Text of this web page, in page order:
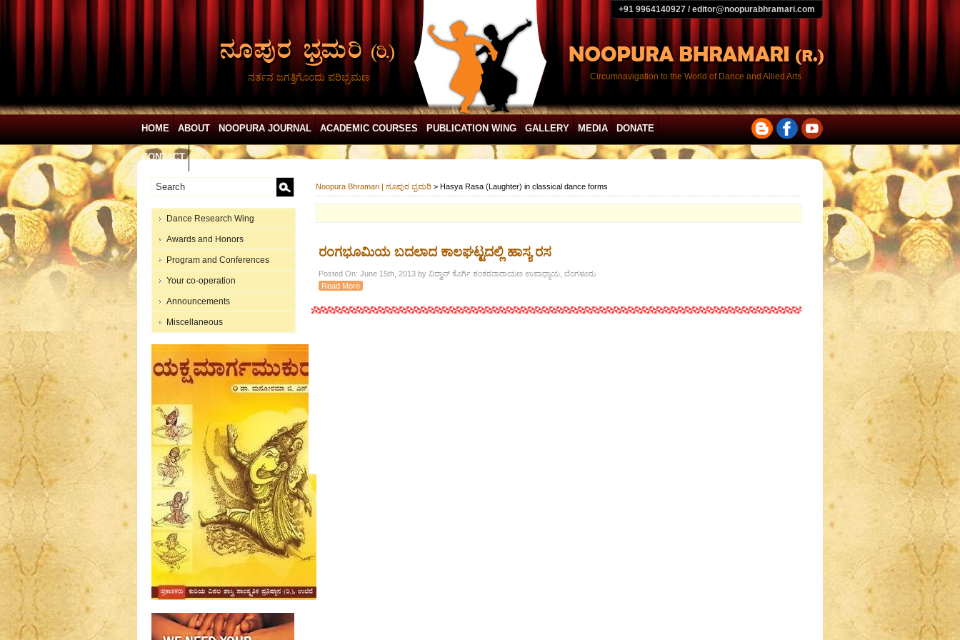
+91 9964140927 / editor@noopurabhramari.com
ನರ್ತನ ಜಗತ್ತಿಗೊಂದು ಪರಿಭ್ರಮಣ Circumnavigation to the World of Dance and Allied Arts
HOME ABOUT NOOPURA JOURNAL ACADEMIC COURSES PUBLICATION WING GALLERY MEDIA DONATE
CONTACT
Dance Research Wing
Awards and Honors
Program and Conferences
Your co-operation
Announcements
Miscellaneous
Noopura Bhramari | ನೂಪುರ ಭ್ರಮರಿ > Hasya Rasa (Laughter) in classical dance forms
ರಂಗಭೂಮಿಯ ಬದಲಾದ ಕಾಲಘಟ್ಟದಲ್ಲಿ ಹಾಸ್ಯ ರಸ
Posted On: June 15th, 2013 by ವಿದ್ವಾನ್ ಕೊರ್ಗಿ ಶಂಕರನಾರಾಯಣ ಉಪಾಧ್ಯಾಯ, ಬೆಂಗಳೂರು
Read More